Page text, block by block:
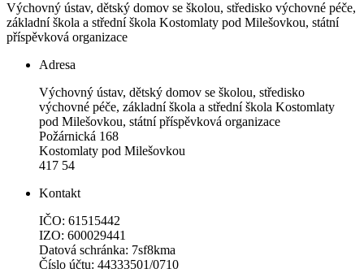
Výchovný ústav, dětský domov se školou, středisko výchovné péče,
základní škola a střední škola Kostomlaty pod Milešovkou, státní
příspěvková organizace
Adresa
Výchovný ústav, dětský domov se školou, středisko
výchovné péče, základní škola a střední škola Kostomlaty
pod Milešovkou, státní příspěvková organizace
Požárnická 168
Kostomlaty pod Milešovkou
417 54
Kontakt
IČO: 61515442
IZO: 600029441
Datová schránka: 7sf8kma
Číslo účtu: 44333501/0710